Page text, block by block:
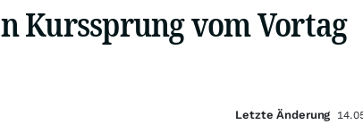
Kurssprung vom Vortag
Letzte Änderung